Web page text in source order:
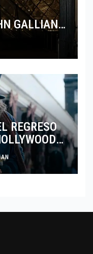
GALLIANO
DEL REY
REGRESO
CINE